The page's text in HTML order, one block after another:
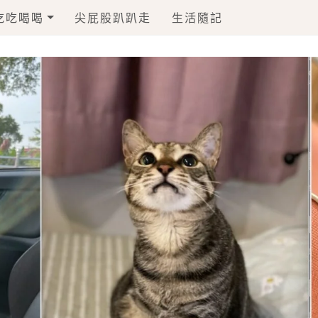
吃喝喝 尖屁股趴趴走 生活隨記